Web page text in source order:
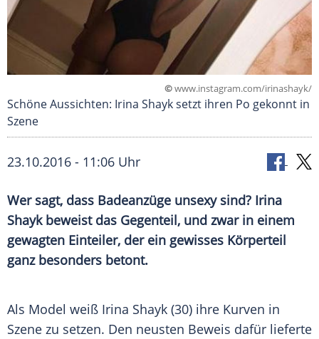
©www.instagram.com/irinashayk/
Schöne Aussichten: Irina Shayk setzt ihren Po gekonnt in
Szene
23.10.2016 - 11:06 Uhr
Wer sagt, dass Badeanzüge unsexy sind? Irina
Shayk beweist das Gegenteil, und zwar in einem
gewagten Einteiler, der ein gewisses Körperteil
ganz besonders betont.
Als Model weiß Irina Shayk (30) ihre Kurven in
Szene zu setzen. Den neusten Beweis dafür lieferte